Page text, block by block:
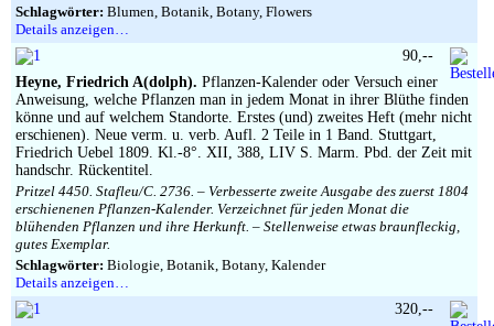
Schlagwörter: Blumen, Botanik, Botany, Flowers
Details anzeigen…
Heyne, Friedrich A(dolph). Pflanzen-Kalender oder Versuch einer
Anweisung, welche Pflanzen man in jedem Monat in ihrer Blüthe finden
könne und auf welchem Standorte. Erstes (und) zweites Heft (mehr nicht
erschienen). Neue verm. u. verb. Aufl. 2 Teile in 1 Band. Stuttgart,
Friedrich Uebel 1809. Kl.-8°. XII, 388, LIV S. Marm. Pbd. der Zeit mit
handschr. Rückentitel.
Pritzel 4450. Stafleu/C. 2736. – Verbesserte zweite Ausgabe des zuerst 1804
erschienenen Pflanzen-Kalender. Verzeichnet für jeden Monat die
blühenden Pflanzen und ihre Herkunft. – Stellenweise etwas braunfleckig,
gutes Exemplar.
Schlagwörter: Biologie, Botanik, Botany, Kalender
Details anzeigen…
90,--
320,--